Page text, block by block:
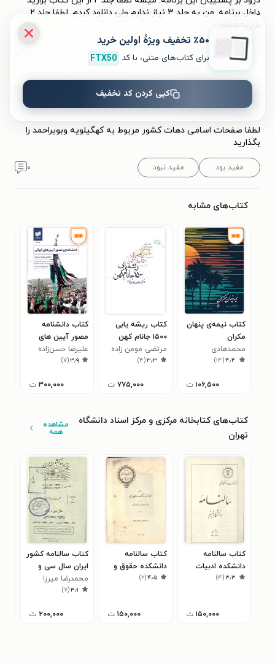
داخل برنامه. من به جلد ۳ نیاز ندارم ولی دانلود کردم. لطفا جلد ۲
بزارید ممنون
مفید بود (۱)
۱۴۰۴/۰۷/۲۷
لطفا صفحات اسامی دهات کشور مربوط به کهگیلویه وبویراحمد را
بگذارید
مفید بود مفید نبود ۰
کتاب‌های مشابه
کتاب نیمه‌ی پنهان
مکران
محمدهادی
حیدری‌نسب
۴٫۴(۱۴)
۱۰۶,۵۰۰ ت
کتاب ریشه یابی
۱۵۰۰ جانام کهن
مرتضی مومن زاده
۳٫۳(۴)
۷۷۵,۰۰۰ ت
کتاب دانشنامه
مصور آیین های
ایرانی؛ جلد اول
علیرضا حسن‌زاده
۳٫۹(۷)
۳۰۰,۰۰۰ ت
کتاب‌های کتابخانه مرکزی و مرکز اسناد دانشگاه
تهران
مشاهده
همه
کتاب سالنامه
دانشکده ادبیات
تبریز سال ۱۳۳۰
۳٫۳(۴)
۱۵۰,۰۰۰ ت
کتاب سالنامه
دانشکده حقوق و
علوم سیاسی و
۴٫۵(۲)
۱۵۰,۰۰۰ ت
کتاب سالنامه کشور
ایران سال سی و
یکم ۲۵۳۵
محمد‌رضا میرزا
زمانی
۳٫۱(۷)
۲۰۰,۰۰۰ ت
٪۵۰ تخفیف ویژۀ اولین خرید
برای کتاب‌های متنی، با کد FTX50
کپی کردن کد تخفیف